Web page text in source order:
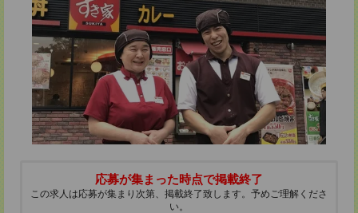
応募が集まった時点で掲載終了
この求人は応募が集まり次第、掲載終了致します。予めご理解くださ
い。